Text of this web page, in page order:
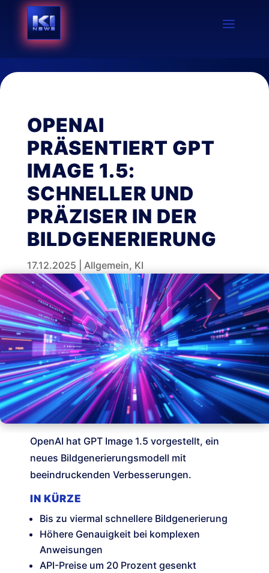
OPENAI
PRÄSENTIERT GPT
IMAGE 1.5:
SCHNELLER UND
PRÄZISER IN DER
BILDGENERIERUNG
17.12.2025 Allgemein, KI
OpenAI hat GPT Image 1.5 vorgestellt, ein
neues Bildgenerierungsmodell mit
beeindruckenden Verbesserungen.
IN KÜRZE
Bis zu viermal schnellere Bildgenerierung
Höhere Genauigkeit bei komplexen
Anweisungen
API-Preise um 20 Prozent gesenkt